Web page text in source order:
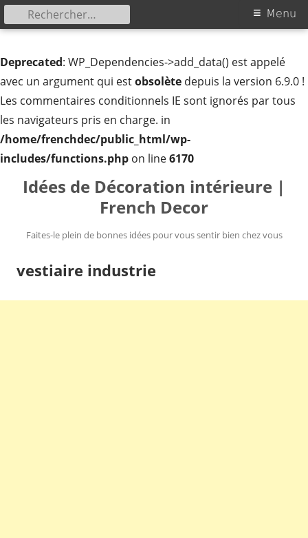
Deprecated: WP_Dependencies->add_data() est appelé
avec un argument qui estobsolète depuis la version 6.9.0 !
Les commentaires conditionnels IE sont ignorés par tous
les navigateurs pris en charge. in
/home/frenchdec/public_html/wp-
includes/functions.php on line6170
Idées de Décoration intérieure |
French Decor
Faites-le plein de bonnes idées pour vous sentir bien chez vous
Menu
Menu
Rechercher :
vestiaire industrie